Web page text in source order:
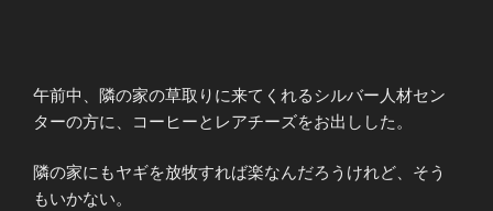
午前中、隣の家の草取りに来てくれるシルバー人材セン
ターの方に、コーヒーとレアチーズをお出しした。
隣の家にもヤギを放牧すれば楽なんだろうけれど、そう
もいかない。